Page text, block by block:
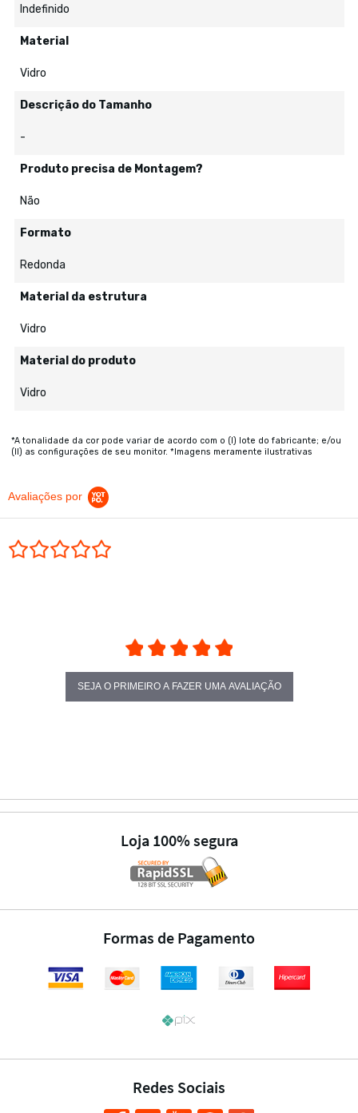
Indefinido
Material
Vidro
Descrição do Tamanho
-
Produto precisa de Montagem?
Não
Formato
Redonda
Material da estrutura
Vidro
Material do produto
Vidro
*A tonalidade da cor pode variar de acordo com o (I) lote do fabricante; e/ou
(II) as configurações de seu monitor. *Imagens meramente ilustrativas
Avaliações por
SEJA O PRIMEIRO A FAZER UMA AVALIAÇÃO